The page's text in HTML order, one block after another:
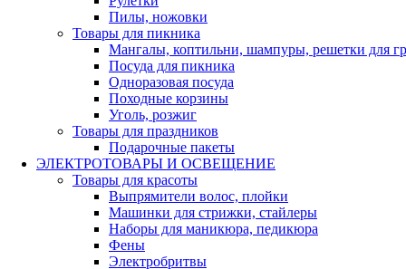
Пилы, ножовки
Товары для пикника
Мангалы, коптильни, шампуры, решетки для
Посуда для пикника
Одноразовая посуда
Походные корзины
Уголь, розжиг
Товары для праздников
Подарочные пакеты
ЭЛЕКТРОТОВАРЫ И ОСВЕЩЕНИЕ
Товары для красоты
Выпрямители волос, плойки
Машинки для стрижки, стайлеры
Наборы для маникюра, педикюра
Фены
Электробритвы